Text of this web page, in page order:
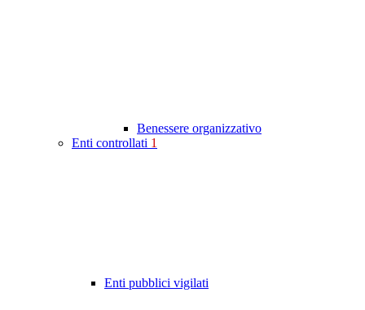
Benessere organizzativo
Enti controllati 1
Enti pubblici vigilati